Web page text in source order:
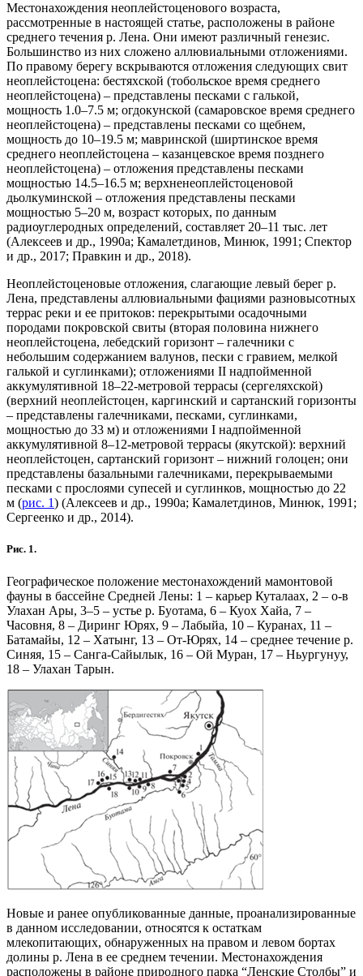
Местонахождения неоплейстоценового возраста,
рассмотренные в настоящей статье, расположены в районе
среднего течения р. Лена. Они имеют различный генезис.
Большинство из них сложено аллювиальными отложениями.
По правому берегу вскрываются отложения следующих свит
неоплейстоцена: бестяхской (тобольское время среднего
неоплейстоцена) – представлены песками с галькой,
мощность 1.0–7.5 м; огдокунской (самаровское время среднего
неоплейстоцена) – представлены песками со щебнем,
мощность до 10–19.5 м; мавринской (ширтинское время
среднего неоплейстоцена – казанцевское время позднего
неоплейстоцена) – отложения представлены песками
мощностью 14.5–16.5 м; верхненеоплейстоценовой
дьолкуминской – отложения представлены песками
мощностью 5–20 м, возраст которых, по данным
радиоуглеродных определений, составляет 20–11 тыс. лет
(Алексеев и др., 1990а; Камалетдинов, Минюк, 1991; Спектор
и др., 2017; Правкин и др., 2018).
Неоплейстоценовые отложения, слагающие левый берег р.
Лена, представлены аллювиальными фациями разновысотных
террас реки и ее притоков: перекрытыми осадочными
породами покровской свиты (вторая половина нижнего
неоплейстоцена, лебедский горизонт – галечники с
небольшим содержанием валунов, пески с гравием, мелкой
галькой и суглинками); отложениями II надпойменной
аккумулятивной 18–22-метровой террасы (сергеляхской)
(верхний неоплейстоцен, каргинский и сартанский горизонты
– представлены галечниками, песками, суглинками,
мощностью до 33 м) и отложениями I надпойменной
аккумулятивной 8–12-метровой террасы (якутской): верхний
неоплейстоцен, сартанский горизонт – нижний голоцен; они
представлены базальными галечниками, перекрываемыми
песками с прослоями супесей и суглинков, мощностью до 22
м (рис. 1) (Алексеев и др., 1990а; Камалетдинов, Минюк, 1991;
Сергеенко и др., 2014).
Рис. 1.
Географическое положение местонахождений мамонтовой
фауны в бассейне Средней Лены: 1 – карьер Куталаах, 2 – о-в
Улахан Ары, 3–5 – устье р. Буотама, 6 – Куох Хайа, 7 –
Часовня, 8 – Диринг Юрях, 9 – Лабыйа, 10 – Куранах, 11 –
Батамайы, 12 – Хатынг, 13 – От-Юрях, 14 – среднее течение р.
Синяя, 15 – Санга-Сайылык, 16 – Ой Муран, 17 – Ньургунуу,
18 – Улахан Тарын.
Новые и ранее опубликованные данные, проанализированные
в данном исследовании, относятся к остаткам
млекопитающих, обнаруженных на правом и левом бортах
долины р. Лена в ее среднем течении. Местонахождения
расположены в районе природного парка “Ленские Столбы” и